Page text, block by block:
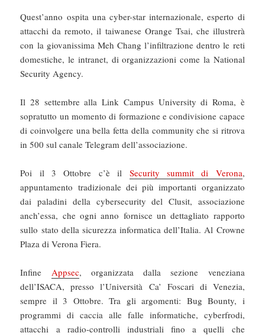
Quest’anno ospita una cyber-star internazionale, esperto di
attacchi da remoto, il taiwanese Orange Tsai, che illustrerà
con la giovanissima Meh Chang l’infiltrazione dentro le reti
domestiche, le intranet, di organizzazioni come la National
Security Agency.
Il 28 settembre alla Link Campus University di Roma, è
sopratutto un momento di formazione e condivisione capace
di coinvolgere una bella fetta della community che si ritrova
in 500 sul canale Telegram dell’associazione.
Poi il 3 Ottobre c’è il Security summit di Verona,
appuntamento tradizionale dei più importanti organizzato
dai paladini della cybersecurity del Clusit, associazione
anch’essa, che ogni anno fornisce un dettagliato rapporto
sullo stato della sicurezza informatica dell’Italia. Al Crowne
Plaza di Verona Fiera.
Infine Appsec, organizzata dalla sezione veneziana
dell’ISACA, presso l’Università Ca’ Foscari di Venezia,
sempre il 3 Ottobre. Tra gli argomenti: Bug Bounty, i
programmi di caccia alle falle informatiche, cyberfrodi,
attacchi a radio-controlli industriali fino a quelli che